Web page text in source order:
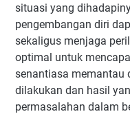
situasi yang
pengembangan diri
sekaligus menjaga
optimal untuk
senantiasa memantau
dilakukan dan hasil
permasalahan dalam